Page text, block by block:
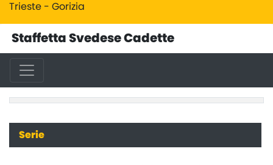
Trieste - Gorizia
Staffetta Svedese Cadette
Serie